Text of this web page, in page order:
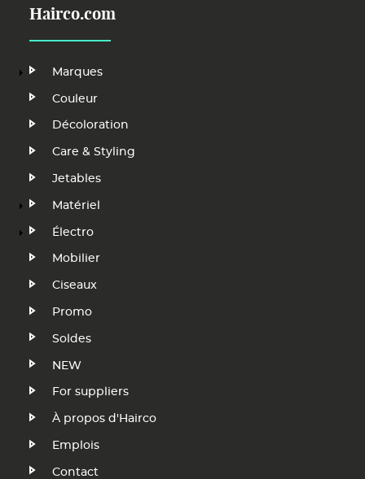
Hairco.com
Main
Navigation
FR
Marques
Couleur
Décoloration
Care & Styling
Jetables
Matériel
Électro
Mobilier
Ciseaux
Promo
Soldes
NEW
Footer
Menu
FR
For suppliers
À propos d'Hairco
Emplois
Contact